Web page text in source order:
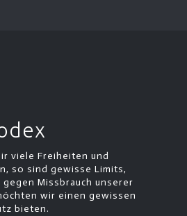
viele Freiheiten und
so sind gewisse Limits,
Missbrauch unserer
wir einen gewissen
bieten.